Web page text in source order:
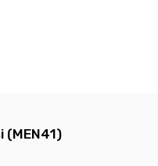
(MEN41)